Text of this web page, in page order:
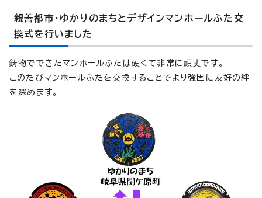
親善都市・ゆかりのまちとデザインマンホールふた交
換式を行いました
鋳物でできたマンホールふたは硬くて非常に頑丈です。
このたびマンホールふたを交換することでより強固に友好の絆
を深めます。